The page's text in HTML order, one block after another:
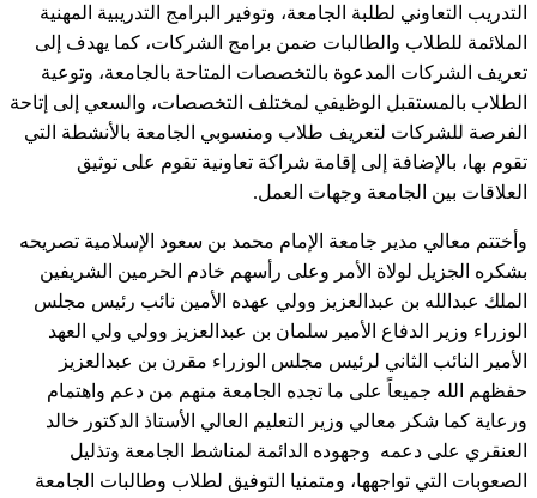
التدريب التعاوني لطلبة الجامعة، وتوفير البرامج التدريبية المهنية
الملائمة للطلاب والطالبات ضمن برامج الشركات، كما يهدف إلى
تعريف الشركات المدعوة بالتخصصات المتاحة بالجامعة، وتوعية
الطلاب بالمستقبل الوظيفي لمختلف التخصصات، والسعي إلى إتاحة
الفرصة للشركات لتعريف طلاب ومنسوبي الجامعة بالأنشطة التي
تقوم بها، بالإضافة إلى إقامة شراكة تعاونية تقوم على توثيق
العلاقات بين الجامعة وجهات العمل.
وأختتم معالي مدير جامعة الإمام محمد بن سعود الإسلامية تصريحه
بشكره الجزيل لولاة الأمر وعلى رأسهم خادم الحرمين الشريفين
الملك عبدالله بن عبدالعزيز وولي عهده الأمين نائب رئيس مجلس
الوزراء وزير الدفاع الأمير سلمان بن عبدالعزيز وولي ولي العهد
الأمير النائب الثاني لرئيس مجلس الوزراء مقرن بن عبدالعزيز
حفظهم الله جميعاً على ما تجده الجامعة منهم من دعم واهتمام
ورعاية كما شكر معالي وزير التعليم العالي الأستاذ الدكتور خالد
العنقري على دعمه وجهوده الدائمة لمناشط الجامعة وتذليل
الصعوبات التي تواجهها، ومتمنيا التوفيق لطلاب وطالبات الجامعة